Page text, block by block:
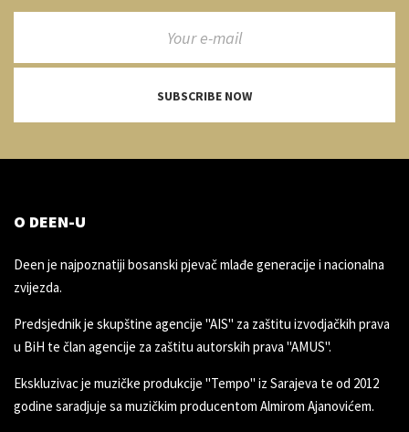
SUBSCRIBE NOW
O DEEN-U
Deen je najpoznatiji bosanski pjevač mlađe generacije i nacionalna
zvijezda.
Predsjednik je skupštine agencije "AIS" za zaštitu izvodjačkih prava
u BiH te član agencije za zaštitu autorskih prava "AMUS".
Ekskluzivac je muzičke produkcije "Tempo" iz Sarajeva te od 2012
godine saradjuje sa muzičkim producentom Almirom Ajanovićem.